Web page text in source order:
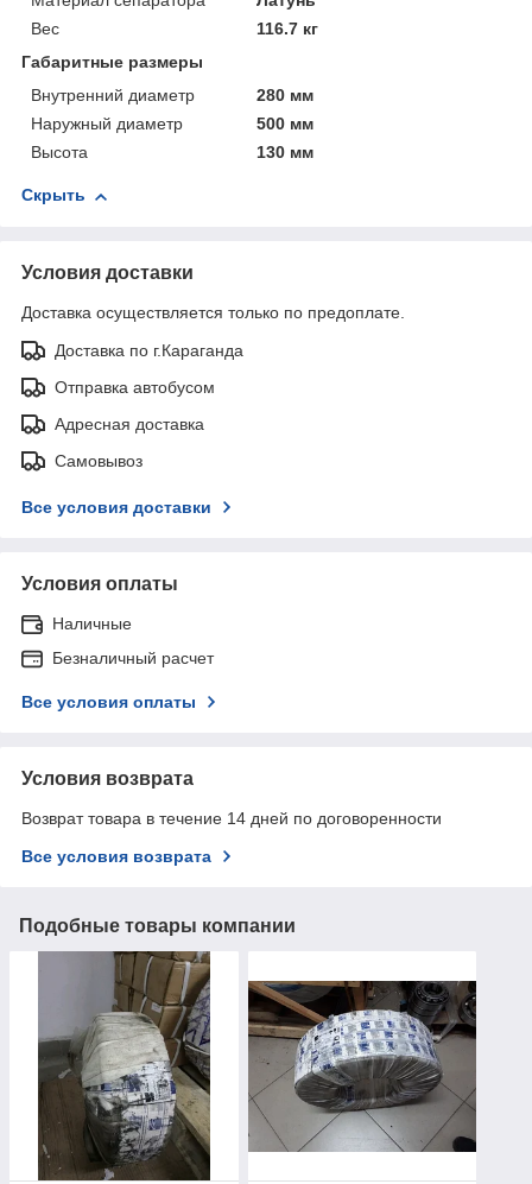
Вес
116.7 кг
Габаритные размеры
Внутренний диаметр
280 мм
Наружный диаметр
500 мм
Высота
130 мм
Скрыть
Условия доставки
Доставка осуществляется только по предоплате.
Доставка по г.Караганда
Отправка автобусом
Адресная доставка
Самовывоз
Все условия доставки
Условия оплаты
Наличные
Безналичный расчет
Все условия оплаты
Условия возврата
Возврат товара в течение 14 дней по договоренности
Все условия возврата
Подобные товары компании